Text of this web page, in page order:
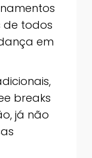
de todos
em
breaks
já não